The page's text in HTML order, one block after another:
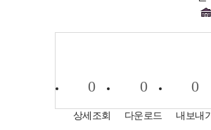
0
상세조회
0
다운로드
0
내보내기